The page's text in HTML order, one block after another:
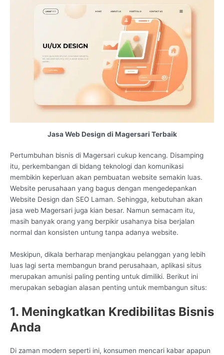
Jasa Web Design di Magersari Terbaik
Pertumbuhan bisnis di Magersari cukup kencang. Disamping
itu, perkembangan di bidang teknologi dan komunikasi
membikin keperluan akan pembuatan website semakin luas.
Website perusahaan yang bagus dengan mengedepankan
Website Design dan SEO Laman. Sehingga, kebutuhan akan
jasa web Magersari juga kian besar. Namun semacam itu,
masih banyak orang yang berpikir usahanya bisa berjalan
normal dan konsisten untung tanpa adanya website.
Meskipun, dikala berharap menjangkau pelanggan yang lebih
luas lagi serta membangun brand perusahaan, aplikasi situs
merupakan amunisi paling penting untuk dimiliki. Berikut ini
merupakan sebagian alasan penting untuk membangun situs:
1. Meningkatkan Kredibilitas Bisnis
Anda
Di zaman modern seperti ini, konsumen mencari kabar apapun